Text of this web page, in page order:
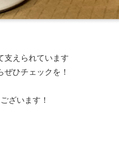
支えられています
ひチェックを！
ざいます！